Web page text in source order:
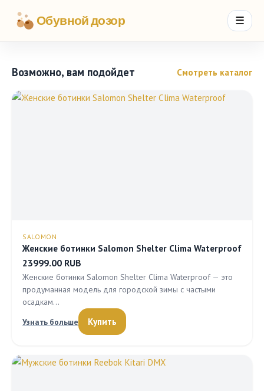
Обувной дозор ☰
Возможно, вам подойдет Смотреть каталог
SALOMON
Женские ботинки Salomon Shelter Clima Waterproof
23999.00 RUB
Женские ботинки Salomon Shelter Clima Waterproof — это
продуманная модель для городской зимы с частыми
осадкам…
Узнать больше
Купить